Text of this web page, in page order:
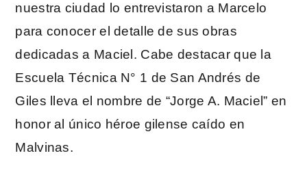
nuestra ciudad lo entrevistaron a Marcelo
para conocer el detalle de sus obras
dedicadas a Maciel. Cabe destacar que la
Escuela Técnica N° 1 de San Andrés de
Giles lleva el nombre de “Jorge A. Maciel” en
honor al único héroe gilense caído en
Malvinas.